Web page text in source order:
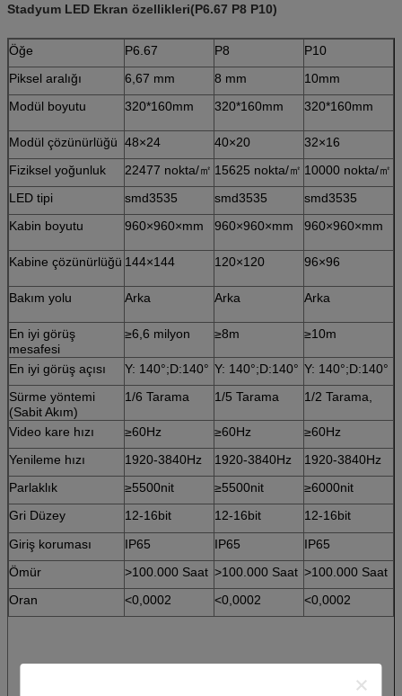
Stadyum LED Ekran özellikleri(P6.67 P8 P10)
Öğe P6.67 P8
P10
Piksel aralığı
6,67 mm 8 mm
10mm
Modül boyutu
320*160mm 320*160mm 320*160mm
Modül çözünürlüğü 48×24 40×20
32×16
Fiziksel yoğunluk
22477 nokta/㎡ 15625 nokta/㎡ 10000 nokta/㎡
LED tipi
smd3535 smd3535
smd3535
Kabin boyutu
960×960×mm 960×960×mm 960×960×mm
Kabine çözünürlüğü 144×144 120×120 96×96
Bakım yolu Arka Arka Arka
En iyi görüş
mesafesi
≥6,6 milyon ≥8m ≥10m
En iyi görüş açısı Y: 140°;D:140° Y: 140°;D:140° Y: 140°;D:140°
Sürme yöntemi
(Sabit Akım)
1/6 Tarama 1/5 Tarama 1/2 Tarama,
Video kare hızı ≥60Hz ≥60Hz
≥60Hz
Yenileme hızı
1920-3840Hz 1920-3840Hz
1920-3840Hz
Parlaklık
≥5500nit ≥5500nit
≥6000nit
Gri Düzey
12-16bit 12-16bit
12-16bit
Giriş koruması
IP65 IP65
IP65
Ömür
>100.000 Saat >100.000 Saat >100.000 Saat
Oran
<0,0002 <0,0002 <0,0002